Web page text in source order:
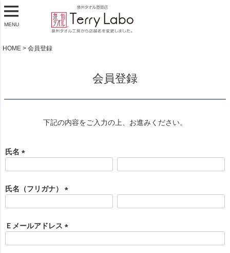
MENU
HOME 会員登録
会員登録
下記の内容をご入力の上、お進みください。
氏名
須
)
氏名（フリガナ）
須
)
Ｅメールアドレス